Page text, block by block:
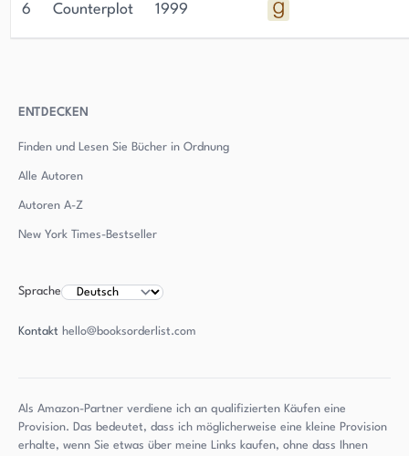
6 Counterplot 1999
ENTDECKEN
Finden und Lesen Sie Bücher in Ordnung
Alle Autoren
Autoren A-Z
New York Times-Bestseller
Sprache
Kontakt hello@booksorderlist.com
Als Amazon-Partner verdiene ich an qualifizierten Käufen eine
Provision. Das bedeutet, dass ich möglicherweise eine kleine Provision
erhalte, wenn Sie etwas über meine Links kaufen, ohne dass Ihnen